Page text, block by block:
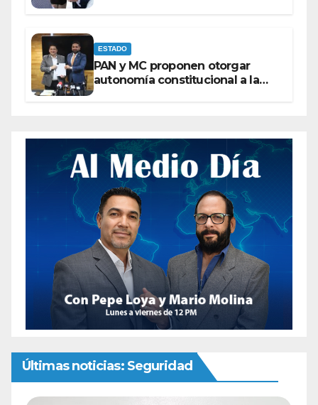
ESTADO
PAN y MC proponen otorgar
autonomía constitucional a la
Últimas noticias: Seguridad